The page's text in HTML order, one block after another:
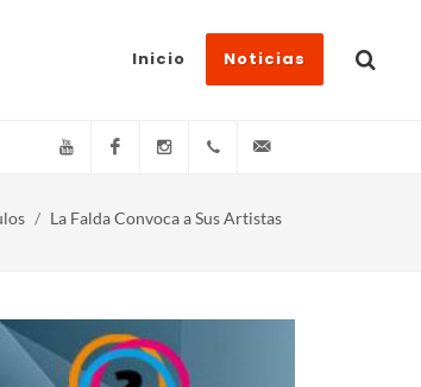
Inicio Noticias
YouTube FacebookInstagram(+54)(9)3548-576073
La Falda Convoca a Sus Artistas